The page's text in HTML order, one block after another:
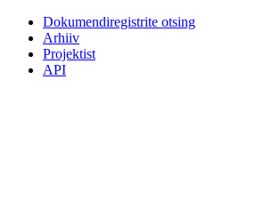
Dokumendiregistrite otsing
Arhiiv
Projektist
API